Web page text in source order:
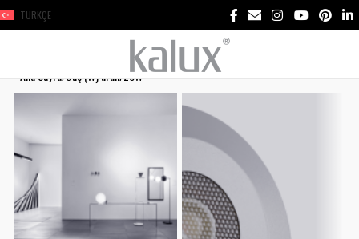
TÜRKÇE
Ana Sayfa Güç (W) ürün 20W